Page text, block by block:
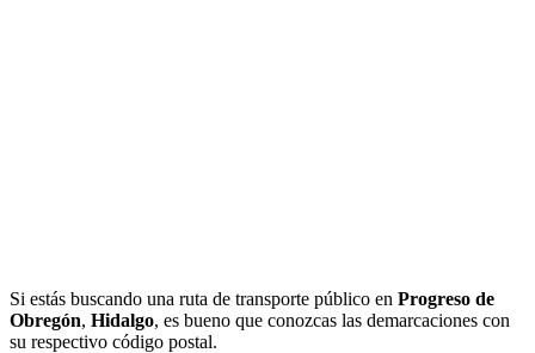
Si estás buscando una ruta de transporte público en Progreso de
Obregón, Hidalgo, es bueno que conozcas las demarcaciones con
su respectivo código postal.